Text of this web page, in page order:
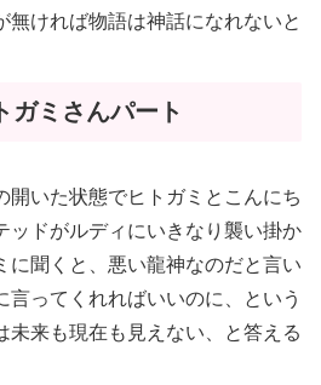
無ければ物語は神話になれないと
ガミさんパート
開いた状態でヒトガミとこんにち
ッドがルディにいきなり襲い掛か
に聞くと、悪い龍神なのだと言い
言ってくれればいいのに、という
未来も現在も見えない、と答える